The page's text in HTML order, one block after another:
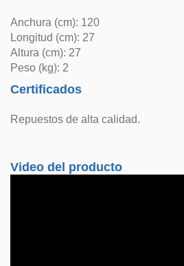
Anchura (cm): 120
Longitud (cm): 27
Altura (cm): 27
Peso (kg): 2
Certificados
Repuestos de alta calidad.
Video del producto